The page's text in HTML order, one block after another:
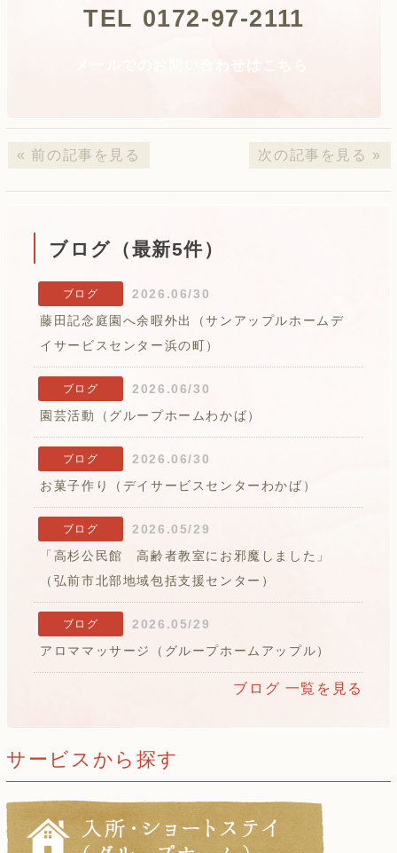
TEL 0172-97-2111
メールでのお問い合わせはこちら
« 前の記事を見る 次の記事を見る »
ブログ（最新5件）
ブログ
2026.06/30
藤田記念庭園へ余暇外出（サンアップルホームデ
イサービスセンター浜の町）
ブログ
2026.06/30
園芸活動（グループホームわかば）
ブログ
2026.06/30
お菓子作り（デイサービスセンターわかば）
ブログ
2026.05/29
「高杉公民館 高齢者教室にお邪魔しました」
（弘前市北部地域包括支援センター）
ブログ
2026.05/29
アロママッサージ（グループホームアップル）
ブログ 一覧を見る
サービスから探す